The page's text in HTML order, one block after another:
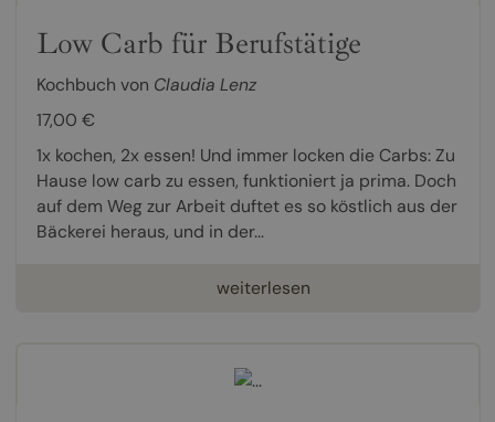
Low Carb für Berufstätige
Kochbuch von Claudia Lenz
17,00 €
1x kochen, 2x essen! Und immer locken die Carbs: Zu
Hause low carb zu essen, funktioniert ja prima. Doch
auf dem Weg zur Arbeit duftet es so köstlich aus der
Bäckerei heraus, und in der...
weiterlesen